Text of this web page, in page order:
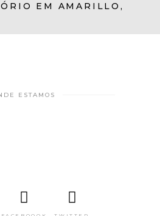
EM AMARILLO,
ESTAMOS